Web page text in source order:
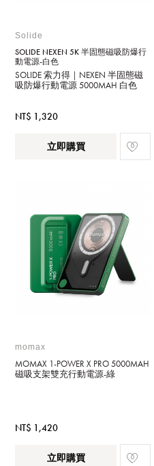
Solide
SOLIDE NEXEN 5K 半固態磁吸防爆行
動電源-白色
SOLIDE 索力得｜NEXEN 半固態磁
吸防爆行動電源 5000MAH 白色
NT$ 1,320
立即購買
momax
MOMAX 1-POWER X PRO 5000MAH
磁吸支架雙充行動電源-綠
NT$ 1,420
立即購買